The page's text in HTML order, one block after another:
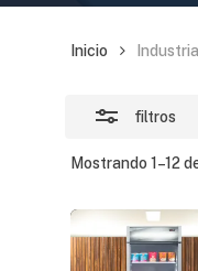
Inicio
filtros
Mostrando 1–12